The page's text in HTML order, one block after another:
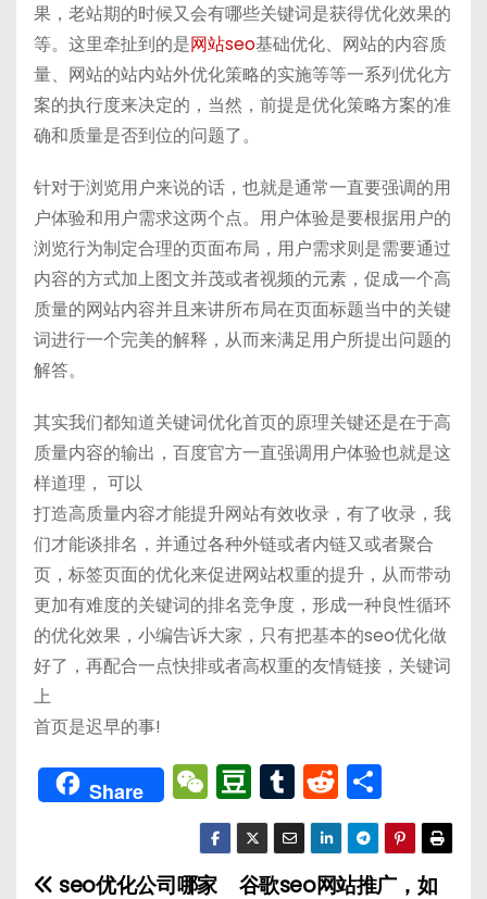
果，老站期的时候又会有哪些关键词是获得优化效果的
等。这里牵扯到的是网站seo基础优化、网站的内容质
量、网站的站内站外优化策略的实施等等一系列优化方
案的执行度来决定的，当然，前提是优化策略方案的准
确和质量是否到位的问题了。
针对于浏览用户来说的话，也就是通常一直要强调的用
户体验和用户需求这两个点。用户体验是要根据用户的
浏览行为制定合理的页面布局，用户需求则是需要通过
内容的方式加上图文并茂或者视频的元素，促成一个高
质量的网站内容并且来讲所布局在页面标题当中的关键
词进行一个完美的解释，从而来满足用户所提出问题的
解答。
其实我们都知道关键词优化首页的原理关键还是在于高
质量内容的输出，百度官方一直强调用户体验也就是这
样道理， 可以
打造高质量内容才能提升网站有效收录，有了收录，我
们才能谈排名，并通过各种外链或者内链又或者聚合
页，标签页面的优化来促进网站权重的提升，从而带动
更加有难度的关键词的排名竞争度，形成一种良性循环
的优化效果，小编告诉大家，只有把基本的seo优化做
好了，再配合一点快排或者高权重的友情链接，关键词
上
首页是迟早的事!
Share W
e
C
h
D
o
u
b
T
u
m
bl
R
e
d
di
享
谷歌seo网站推广，如
seo优化公司哪家